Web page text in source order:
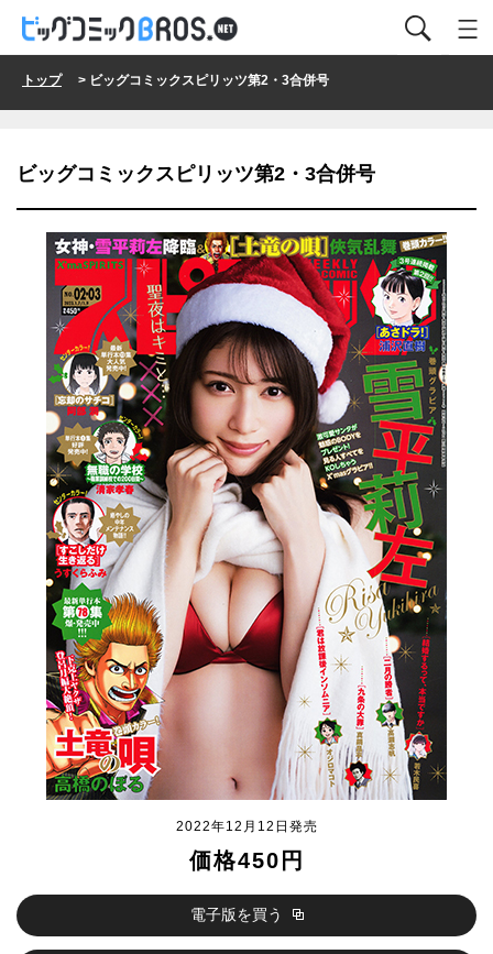
トップ> ビッグコミックスピリッツ第2・3合併号
ビッグコミックスピリッツ第2・3合併号
2022年12月12日発売
価格450円
電子版を買う